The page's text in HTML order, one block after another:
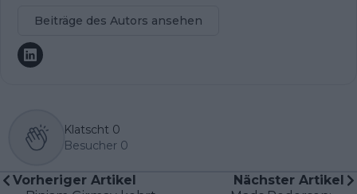
Beiträge des Autors ansehen
Klatscht 0
Besucher 0
Vorheriger Artikel
Nächster Artikel